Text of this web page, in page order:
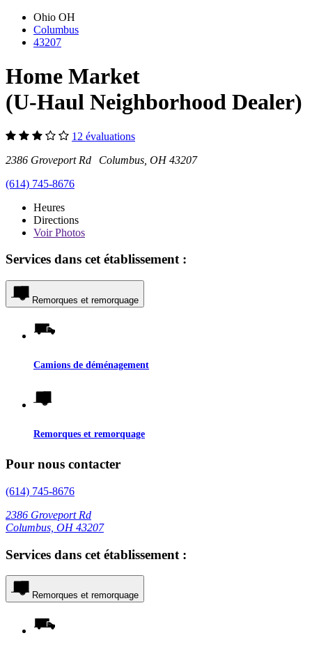
Ohio OH
Columbus
43207
Home Market
(U-Haul Neighborhood Dealer)
12 évaluations
2386 Groveport Rd Columbus, OH 43207
(614) 745-8676
Heures
Directions
VoirPhotos
Services dans cet établissement :
Remorques et remorquage
Camions de déménagement
Remorques et remorquage
Pour nous contacter
(614) 745-8676
2386 Groveport Rd
Columbus, OH 43207
Services dans cet établissement :
Remorques et remorquage